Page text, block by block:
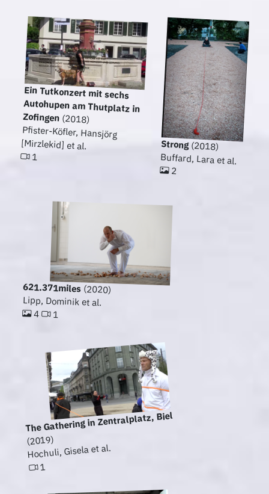
Ein Tutkonzert mit sechs
Autohupen am Thutplatz in
Zofingen(2018)
Pfister-Köfler, Hansjörg
[Mirzlekid] et al.
1
Strong(2018)
Buffard, Lara et al.
2
621.371miles (2020)
Lipp, Dominik et al.
4 1
The Gathering in Zentralplatz, Biel
(2019)
Hochuli, Gisela et al.
1